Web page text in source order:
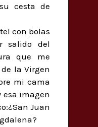
cesta de
con bolas
salido del
que me
la Virgen
mi cama
imagen
Juan